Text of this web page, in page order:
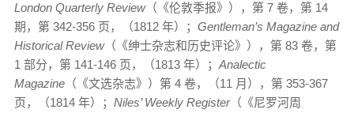
London Quarterly Review（《伦敦季报》），第 7 卷，第 14
期，第 342-356 页，（1812 年）； Gentleman’s Magazine and
Historical Review（《绅士杂志和历史评论》），第 83 卷，第
1 部分，第 141-146 页，（1813 年）； Analectic
Magazine （《文选杂志》）第 4 卷，（11 月），第 353-367
页，（1814 年）； Niles’ Weekly Register（《尼罗河周